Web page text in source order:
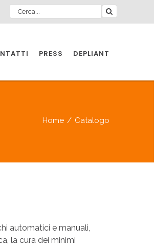
PRESS
DEPLIANT
Home / Catalogo
automatici e manuali,
la cura dei minimi